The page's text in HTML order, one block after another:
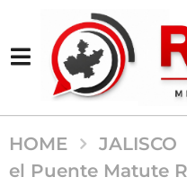
HOME JALISCO
el Puente Matute